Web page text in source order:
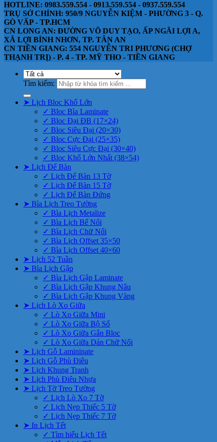
HOTLINE: 0983.559.554 - 0913.559.554 - 0937.559.554
TRỤ SỞ CHÍNH: 950/9 NGUYỄN KIỆM - PHƯỜNG 3 - Q.
GÒ VẤP - TP.HCM
CN LONG AN: ĐƯỜNG VÕ DUY TẠO, ẤP NGÃI LỢI A,
XÃ LỢI BÌNH NHƠN, TP. TÂN AN
CN TIỀN GIANG: 554 NGUYỄN TRI PHƯƠNG (CHỢ
THẠNH TRỊ) - P. 4 - TP. MỸ THO - TIỀN GIANG
Tìm kiếm:
➤ Lịch Bloc Khổ Lớn
✓ Bloc Bìa Laminate
✓ Bloc Đại ĐB (17×24)
✓ Bloc Siêu Đại (20×30)
✓ Bloc Cực Đại (25×35)
✓ Bloc Siêu Cực Đại (30×40)
✓ Bloc Khổ Lớn Nhất (38×54)
➤ Lịch Để Bàn
✓ Lịch Để Bàn 13 Tờ
✓ Lịch Để Bàn 15 Tờ
✓ Lịch Để Bàn Đứng
➤ Bìa Lịch Treo Tường
✓ Bìa Lịch Metalize
✓ Bìa Lịch Bế Nổi
✓ Bìa Lịch Chữ Nổi
✓ Bìa Lịch Offset 35×50
✓ Bìa Lịch Offset 40×60
➤ Lịch 52 Tuần
➤ Bìa Lịch Gập
✓ Bìa Lịch Gập Laminate
✓ Bìa Lịch Gập Khung Nâu
✓ Bìa Lịch Gập Khung Vàng
➤ Lịch Lò Xo Giữa
✓ Lò Xo Giữa Mini
✓ Lò Xo Giữa Bộ Số
✓ Lò Xo Giữa Gắn Bloc
✓ Lò Xo Giữa Dán Chữ Nổi
➤ Lịch Gỗ Lamininate
➤ Lịch Gỗ Phù Điêu
➤ Lịch Khung Tranh
➤ Lịch Phù Điêu Nhựa
➤ Lịch Tờ Treo Tường
✓ Lịch Lò Xo 7 Tờ
✓ Lịch Nẹp Thiếc 5 Tờ
✓ Lịch Nẹp Thiếc 7 Tờ
➤ In Lịch Tết
✓ Tìm hiểu Lịch Tết